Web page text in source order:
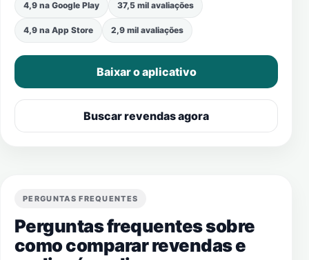
4,9 na Google Play 37,5 mil avaliações
4,9 na App Store 2,9 mil avaliações
Baixar o aplicativo
Buscar revendas agora
PERGUNTAS FREQUENTES
Perguntas frequentes sobre
como comparar revendas e